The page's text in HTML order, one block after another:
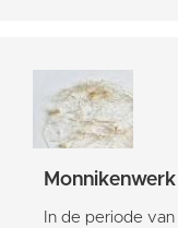
Monnikenwerk
In de periode van